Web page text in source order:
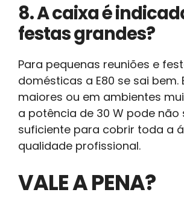
8. A caixa é
festas grandes?
Para pequenas reuniões e
domésticas a E80 se sai bem.
maiores ou em ambientes
a potência de 30 W pode não
suficiente para cobrir toda a
qualidade profissional.
VALE A PENA?